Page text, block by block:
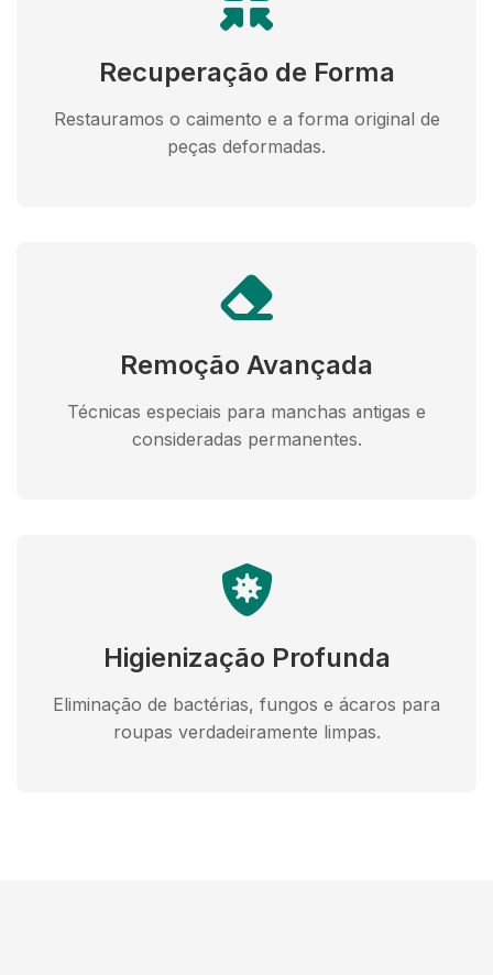
Recuperação de Forma
Restauramos o caimento e a forma original de
peças deformadas.
Remoção Avançada
Técnicas especiais para manchas antigas e
consideradas permanentes.
Higienização Profunda
Eliminação de bactérias, fungos e ácaros para
roupas verdadeiramente limpas.